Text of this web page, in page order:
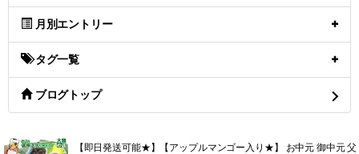
月別エントリー
タグ一覧
ブログトップ
【即日発送可能★】【アップルマンゴー入り★】 お中元 御中元 父